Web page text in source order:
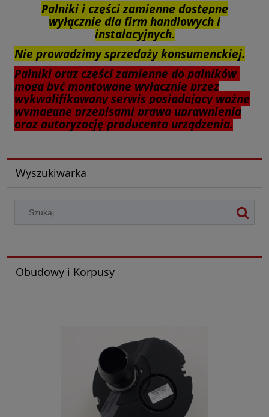
Palniki i części zamienne dostępne
wyłącznie dla firm handlowych i
instalacyjnych.
Nie prowadzimy sprzedaży konsumenckiej.
Palniki oraz części zamienne do palników
mogą być montowane wyłącznie przez
wykwalifikowany serwis posiadający ważne
wymagane przepisami prawa uprawnienia
oraz autoryzację producenta urządzenia.
Wyszukiwarka
Obudowy i Korpusy